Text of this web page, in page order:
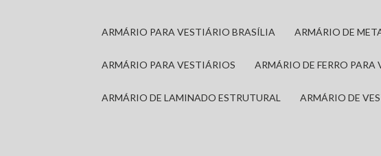
ARMÁRIO PARA VESTIÁRIO BRASÍLIA ARMÁRIO DE
ARMÁRIO PARA VESTIÁRIOS ARMÁRIO DE FERRO
ARMÁRIO DE LAMINADO ESTRUTURAL ARMÁRIO DE